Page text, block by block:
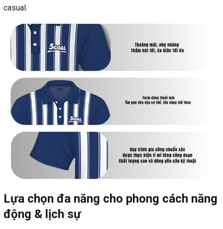
casual.
Lựa chọn đa năng cho phong cách năng
động & lịch sự